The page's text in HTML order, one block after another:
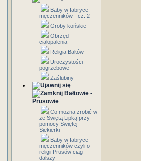
Baby w fabryce
męczenników - cz. 2
Groby końskie
Obrzęd
ciałopalenia
Religia Bałtów
Uroczystości
pogrzebowe
Zaślubiny
Bałtowie -
Prusowie
Co można zrobić w
ze Świętą Lipką przy
pomocy Świętej
Siekierki
Baby w fabryce
męczenników czyli o
religii Prusów ciąg
dalszy